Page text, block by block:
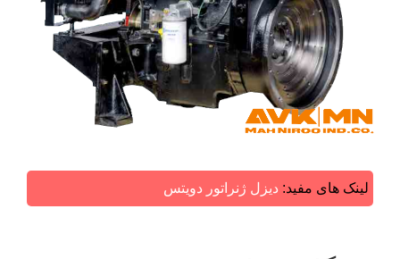
لینک های مفید: دیزل ژنراتور دویتس